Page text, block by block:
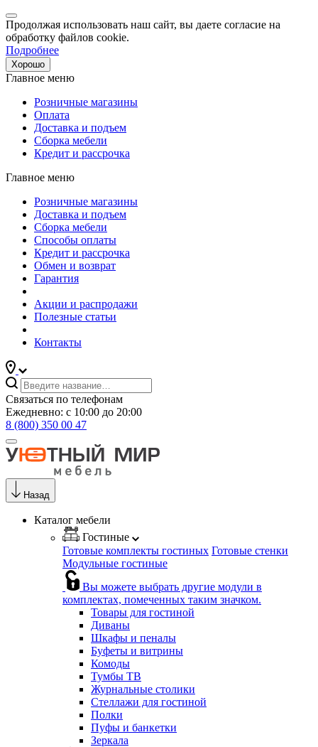
Продолжая использовать наш сайт, вы даете согласие на
обработку файлов cookie.
Подробнее
Хорошо
Главное меню
Розничные магазины
Оплата
Доставка и подъем
Сборка мебели
Кредит и рассрочка
Главное меню
Розничные магазины
Доставка и подъем
Сборка мебели
Способы оплаты
Кредит и рассрочка
Обмен и возврат
Гарантия
Акции и распродажи
Полезные статьи
Контакты
Связаться по телефонам
Ежедневно: с 10:00 до 20:00
8 (800) 350 00 47
Назад
Каталог мебели
Гостиные
Готовые комплекты гостиных Готовые стенки
Модульные гостиные
Вы можете выбрать другие модули в
комплектах, помеченных таким значком.
Товары для гостиной
Диваны
Шкафы и пеналы
Буфеты и витрины
Комоды
Тумбы ТВ
Журнальные столики
Стеллажи для гостиной
Полки
Пуфы и банкетки
Зеркала